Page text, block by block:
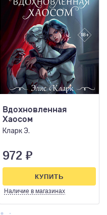
Вдохновленная
Хаосом
Кларк Э.
972 ₽
Наличие в магазинах
КУПИТЬ